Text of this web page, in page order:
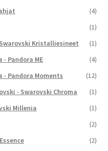
(4)
(1)
Kristalliesineet
(1)
- Pandora ME
(4)
- Pandora Moments
(12)
- Swarovski Chroma
(1)
Millenia
(1)
(2)
(2)